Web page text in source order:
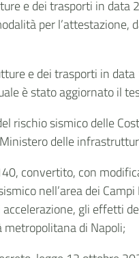
e dei trasporti in data
per
e dei trasporti in
è stato aggiornato il
rischio sismico delle
delle
convertito, con
nell’area dei
gli effetti
metropolitana di Napoli;